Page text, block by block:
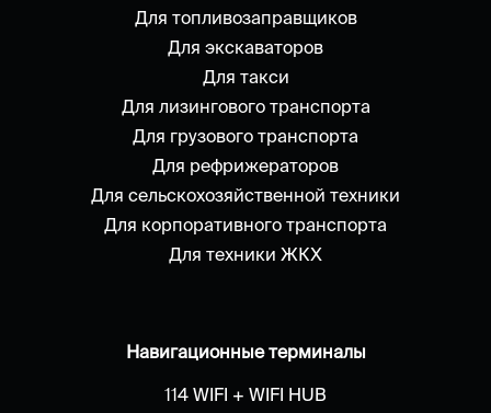
Для топливозаправщиков
Для экскаваторов
Для такси
Для лизингового транспорта
Для грузового транспорта
Для рефрижераторов
Для сельскохозяйственной техники
Для корпоративного транспорта
Для техники ЖКХ
Навигационные терминалы
114 WIFI + WIFI HUB